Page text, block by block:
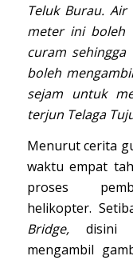
Teluk Burau.
meter ini boleh
curam
boleh
sejam untuk
terjun Telaga
Menurut cerita
waktu empat
proses
helikopter.
Bridge, disini
mengambil